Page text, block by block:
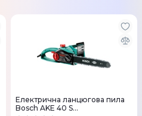
Електрична ланцюгова пила
Bosch AKE 40 S